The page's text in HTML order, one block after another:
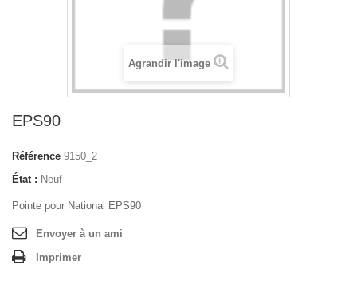
Agrandir l'image
EPS90
Référence 9150_2
État : Neuf
Pointe pour National EPS90
Envoyer à un ami
Imprimer